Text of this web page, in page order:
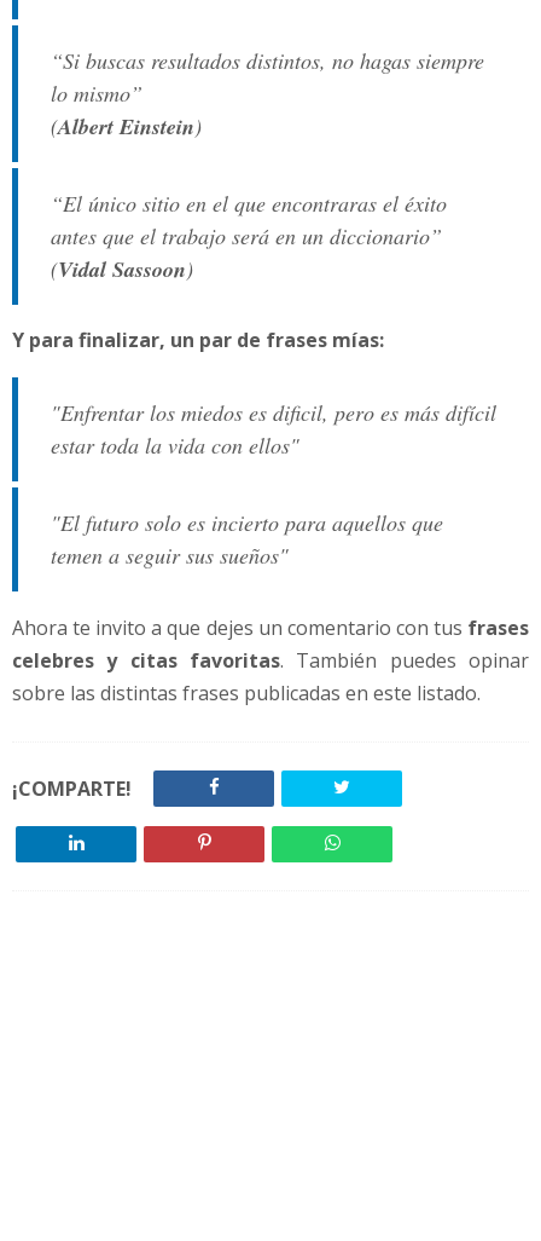
“Si buscas resultados distintos, no hagas siempre
lo mismo”
(Albert Einstein)
“El único sitio en el que encontraras el éxito
antes que el trabajo será en un diccionario”
(Vidal Sassoon)
Y para finalizar, un par de frases mías:
"Enfrentar los miedos es dificil, pero es más difícil
estar toda la vida con ellos"
"El futuro solo es incierto para aquellos que
temen a seguir sus sueños"
Ahora te invito a que dejes un comentario con tus frases
celebres y citas favoritas. También puedes opinar
sobre las distintas frases publicadas en este listado.
¡COMPARTE!